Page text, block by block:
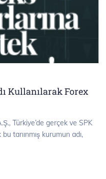
Kullanılarak Forex
Türkiye’de gerçek ve SPK
tanınmış kurumun adı,